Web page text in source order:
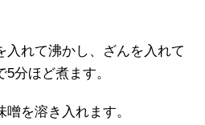
入れて沸かし、ざんを入れて
5分ほど煮ます。
を溶き入れます。